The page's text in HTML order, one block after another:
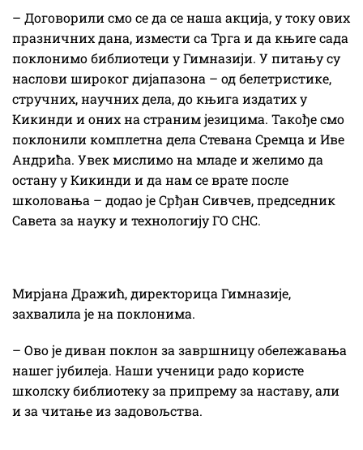
– Договорили смо се да се наша акција, у току ових
празничних дана, измести са Трга и да књиге сада
поклонимо библиотеци у Гимназији. У питању су
наслови широког дијапазона – од белетристике,
стручних, научних дела, до књига издатих у
Кикинди и оних на страним језицима. Такође смо
поклонили комплетна дела Стевана Сремца и Иве
Андрића. Увек мислимо на младе и желимо да
остану у Кикинди и да нам се врате после
школовања – додао је Срђан Сивчев, председник
Савета за науку и технологију ГО СНС.
Мирјана Дражић, директорица Гимназије,
захвалила је на поклонима.
– Ово је диван поклон за завршницу обележавања
нашег јубилеја. Наши ученици радо користе
школску библиотеку за припрему за наставу, али
и за читање из задовољства.